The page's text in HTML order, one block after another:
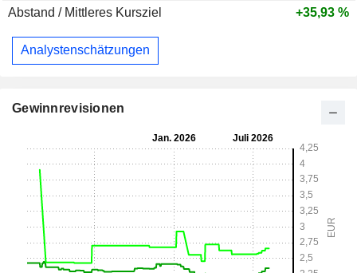
Abstand / Mittleres Kursziel
+35,93 %
Analystenschätzungen
Gewinnrevisionen